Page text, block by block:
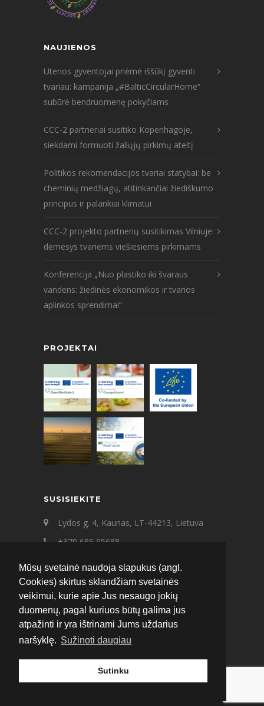
Mūsų svetainė naudoja slapukus (angl.
Cookies) skirtus sklandžiam svetainės
veikimui, kurie apie Jus nesaugo jokių
duomenų, pagal kuriuos būtų galima jus
atpažinti ir yra ištrinami Jums uždarius
naršyklę. Sužinoti daugiau
Sutinku
NAUJIENOS
Utenos gyventojai priėmė iššūkį gyventi
tvariau: kampanija „#BalticCircularHome“
subūrė bendruomenę pokyčiams
CCC-2 partneriai susitiko Kopenhagoje,
siekdami formuoti žaliųjų pirkimų ateitį
Politikos rekomendacijos tvariai statybai: be
cheminių medžiagų, atitinkančiai žiediškumo
principus ir palankiai klimatui
CCC-2 projekto partnerių susitikimas Vilniuje:
dėmesys tvariems viešiesiems pirkimams
Konferencija „Nuo plastiko iki švaraus
vandens: žiedinės ekonomikos ir tvarios
aplinkos sprendimai“
PROJEKTAI
SUSISIEKITE
Lydos g. 4, Kaunas, LT-44213, Lietuva
+370 686 95688
ecat@ecat.lt
Facebook
Instagram
LinkedIn
© 2020 ECAT